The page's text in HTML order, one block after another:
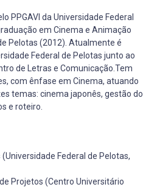
PPGAVI da Universidade Federal
em Cinema e Animação
Pelotas (2012). Atualmente é
Federal de Pelotas junto ao
de Letras e Comunicação.Tem
com ênfase em Cinema, atuando
temas: cinema japonês, gestão do
e roteiro.
Federal de Pelotas,
Projetos (Centro Universitário